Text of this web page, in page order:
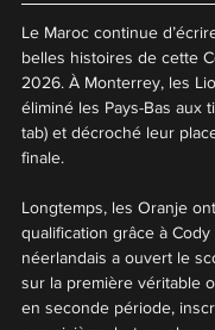
Le Maroc continue
belles histoires de cette
2026. À Monterrey, les
éliminé les Pays-Bas aux
tab) et décroché leur
finale.
Longtemps, les Oranje
qualification grâce à Cody
néerlandais a ouvert le
sur la première véritable
en seconde période,